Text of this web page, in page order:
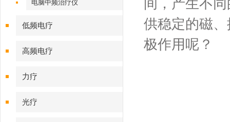
电脑中频治疗仪
低频电疗
高频电疗
力疗
光疗
间，产生不
供稳定的磁
极作用呢？